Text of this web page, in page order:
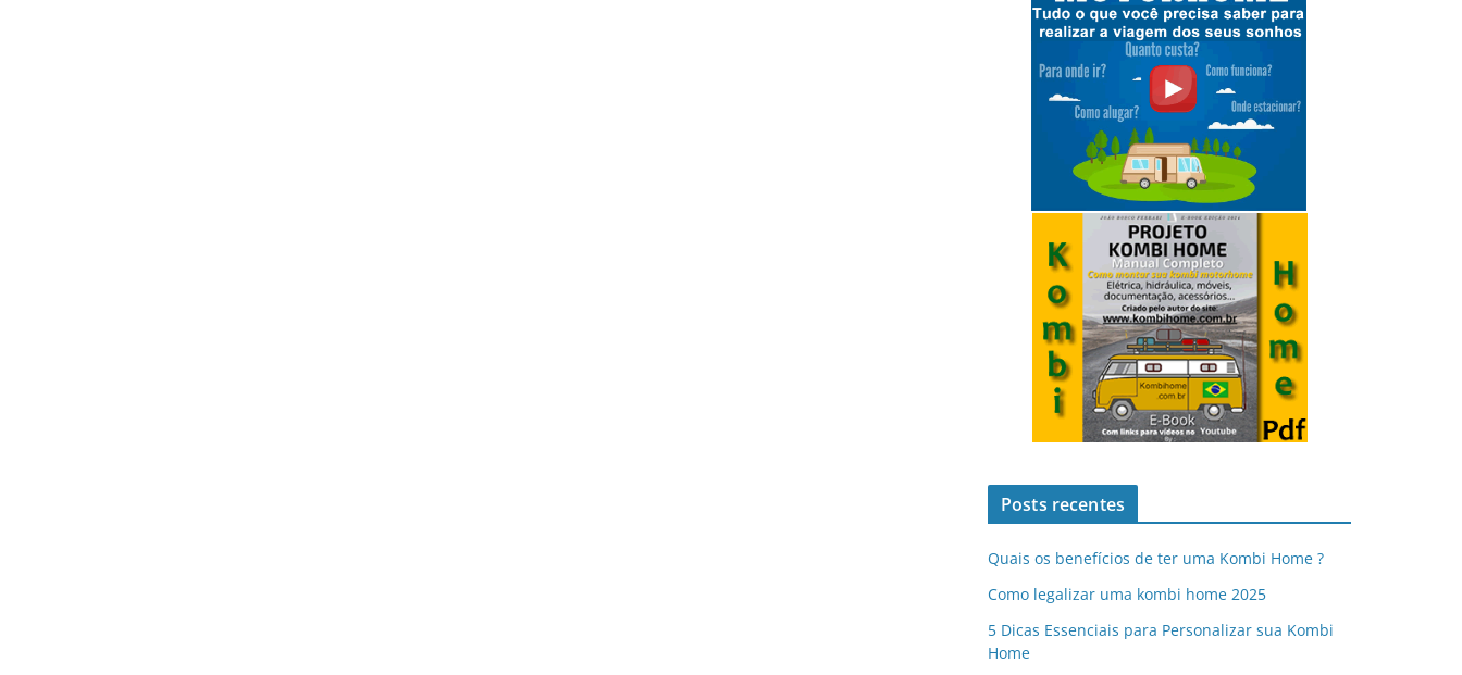
Posts recentes
Quais os benefícios de ter uma Kombi Home ?
Como legalizar uma kombi home 2025
5 Dicas Essenciais para Personalizar sua Kombi
Home